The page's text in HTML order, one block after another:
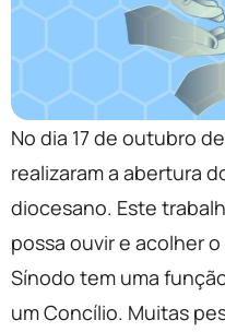
No dia 17 de outubro
realizaram a abertura
diocesano. Este
possa ouvir e acolher
Sínodo tem uma
um Concílio. Muitas